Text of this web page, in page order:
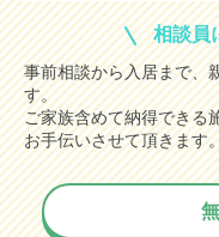
相談員
事前相談から入居まで、
す。
ご家族含めて納得できる
お手伝いさせて頂きます